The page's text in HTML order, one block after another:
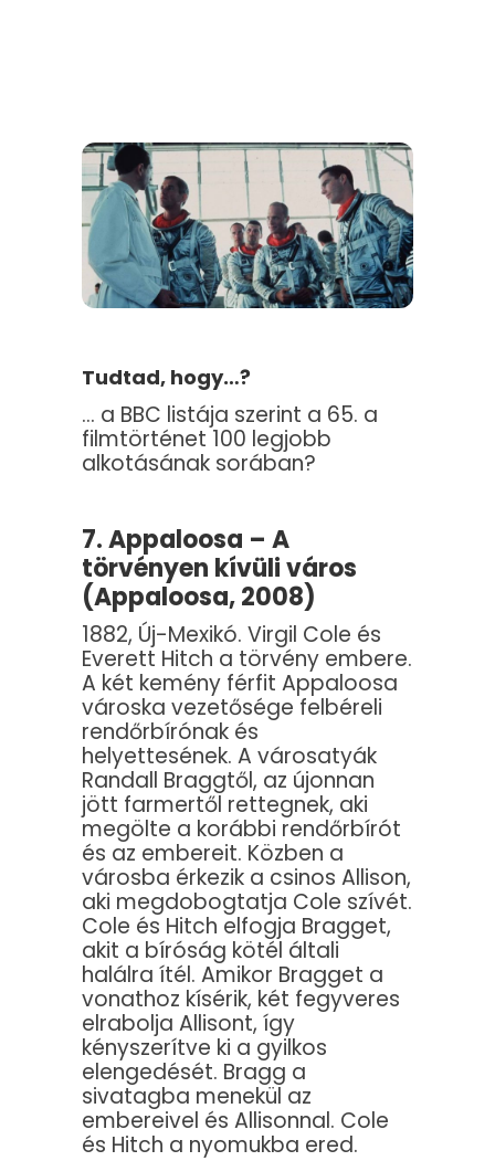
Tudtad, hogy…?
… a BBC listája szerint a 65. a
filmtörténet 100 legjobb
alkotásának sorában?
7. Appaloosa – A
törvényen kívüli város
(Appaloosa, 2008)
1882, Új-Mexikó. Virgil Cole és
Everett Hitch a törvény embere.
A két kemény férfit Appaloosa
városka vezetősége felbéreli
rendőrbírónak és
helyettesének. A városatyák
Randall Braggtől, az újonnan
jött farmertől rettegnek, aki
megölte a korábbi rendőrbírót
és az embereit. Közben a
városba érkezik a csinos Allison,
aki megdobogtatja Cole szívét.
Cole és Hitch elfogja Bragget,
akit a bíróság kötél általi
halálra ítél. Amikor Bragget a
vonathoz kísérik, két fegyveres
elrabolja Allisont, így
kényszerítve ki a gyilkos
elengedését. Bragg a
sivatagba menekül az
embereivel és Allisonnal. Cole
és Hitch a nyomukba ered.